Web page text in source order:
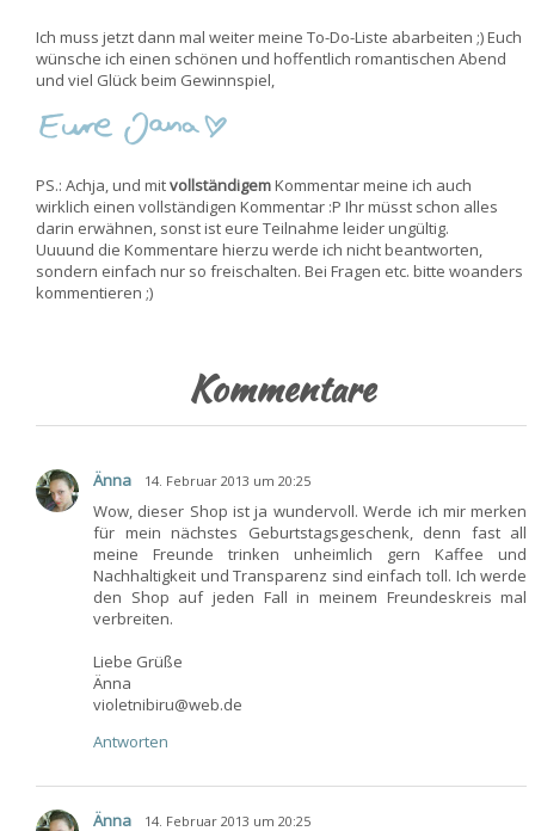
Ich muss jetzt dann mal weiter meine To-Do-Liste abarbeiten ;) Euch
wünsche ich einen schönen und hoffentlich romantischen Abend
und viel Glück beim Gewinnspiel,
PS.: Achja, und mitvollständigemKommentar meine ich auch
wirklich einen vollständigen Kommentar :P Ihr müsst schon alles
darin erwähnen, sonst ist eure Teilnahme leider ungültig.
Uuuund die Kommentare hierzu werde ich nicht beantworten,
sondern einfach nur so freischalten. Bei Fragen etc. bitte woanders
kommentieren ;)
Kommentare
Änna 14. Februar 2013 um 20:25
Wow, dieser Shop ist ja wundervoll. Werde ich mir merken
für mein nächstes Geburtstagsgeschenk, denn fast all
meine Freunde trinken unheimlich gern Kaffee und
Nachhaltigkeit und Transparenz sind einfach toll. Ich werde
den Shop auf jeden Fall in meinem Freundeskreis mal
verbreiten.
Liebe Grüße
Änna
violetnibiru@web.de
Antworten
Änna 14. Februar 2013 um 20:25